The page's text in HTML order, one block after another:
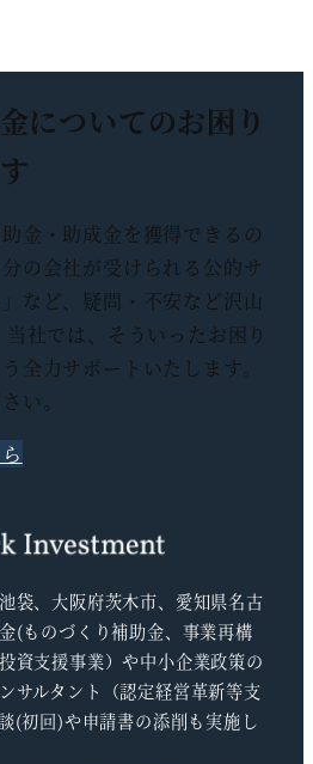
についてのお困り
助金・助成金を獲得できるの
の会社が受けられる公的サ
など、疑問・不安など沢山
社では、そういったお困り
全力サポートいたします。
い。
袋、大阪府茨木市、愛知県名古
(ものづくり補助金、事業再構
資支援事業）や中小企業政策の
サルタント（認定経営革新等支
(初回)や申請書の添削も実施し